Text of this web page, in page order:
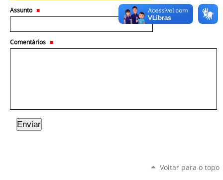
Assunto
Comentários
Voltar para o topo